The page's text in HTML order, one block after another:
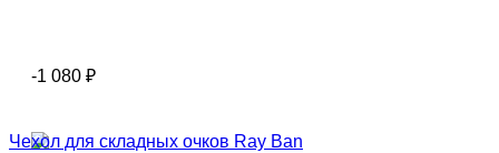
-1 080 ₽
Чехол для складных очков Ray Ban